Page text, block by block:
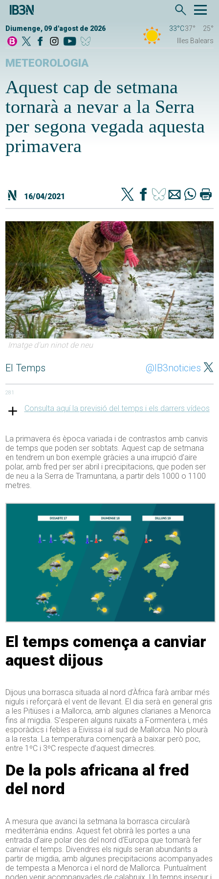
Diumenge, 09 d'agost de 2026 33°C37°
25°
Illes Balears
METEOROLOGIA
Aquest cap de setmana
tornarà a nevar a la Serra
per segona vegada aquesta
primavera
16/04/2021
Imatge d'un ninot de neu
El Temps @IB3noticies
281
Consulta aquí la previsió del temps i els darrers vídeos
La primavera és època variada i de contrastos amb canvis
de temps que poden ser sobtats. Aquest cap de setmana
en tendrem un bon exemple gràcies a una irrupció d’aire
polar, amb fred per ser abril i precipitacions, que poden ser
de neu a la Serra de Tramuntana, a partir dels 1000 o 1100
metres.
El temps comença a canviar
aquest dijous
Dijous una borrasca situada al nord d’Àfrica farà arribar més
niguls i reforçarà el vent de llevant. El dia serà en general gris
a les Pitiüses i a Mallorca, amb algunes clarianes a Menorca
fins al migdia. S’esperen alguns ruixats a Formentera i, més
esporàdics i febles a Eivissa i al sud de Mallorca. No plourà
a la resta. La temperatura començarà a baixar però poc,
entre 1ºC i 3ºC respecte d’aquest dimecres.
De la pols africana al fred
del nord
A mesura que avanci la setmana la borrasca circularà
mediterrània endins. Aquest fet obrirà les portes a una
entrada d’aire polar des del nord d’Europa que tornarà fer
canviar el temps. Divendres els niguls seran abundants a
partir de migdia, amb algunes precipitacions acompanyades
de tempesta a Menorca i el nord de Mallorca. Puntualment
poden venir acompanyades de calabruix. Un temps insegur i